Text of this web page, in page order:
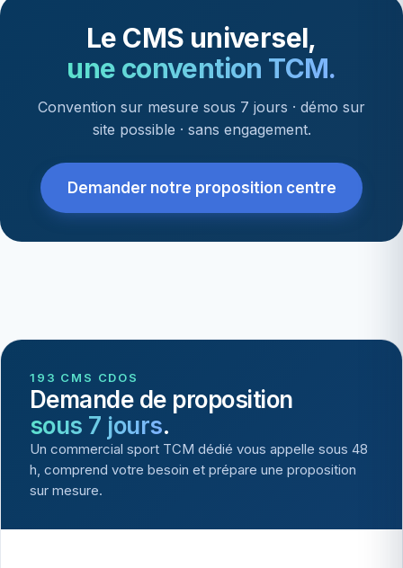
Le CMS universel,
une convention TCM.
Convention sur mesure sous 7 jours · démo sur
site possible · sans engagement.
Demander notre proposition centre
193 CMS CDOS
Demande de proposition
sous 7 jours.
Un commercial sport TCM dédié vous appelle sous 48
h, comprend votre besoin et prépare une proposition
sur mesure.